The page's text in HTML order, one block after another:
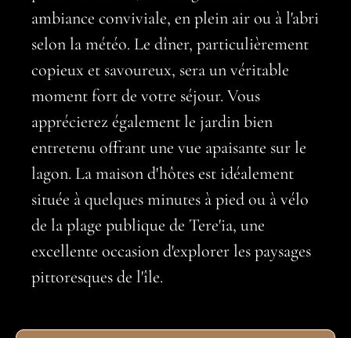
ambiance conviviale, en plein air ou à l'abri
selon la météo. Le dîner, particulièrement
copieux et savoureux, sera un véritable
moment fort de votre séjour. Vous
apprécierez également le jardin bien
entretenu offrant une vue apaisante sur le
lagon. La maison d'hôtes est idéalement
située à quelques minutes à pied ou à vélo
de la plage publique de Tere'ia, une
excellente occasion d'explorer les paysages
pittoresques de l'île.